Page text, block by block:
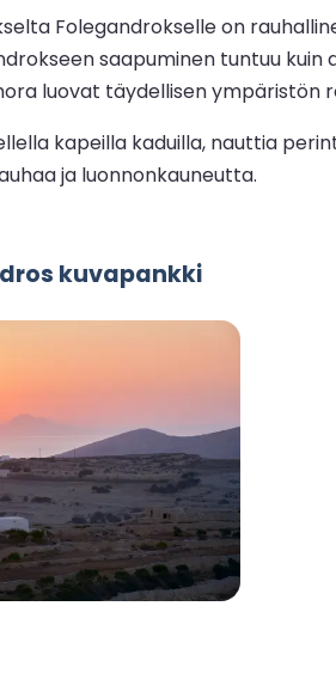
Folegandrokselle on
saapuminen tuntuu
luovat täydellisen ympäristön
kapeilla kaduilla, nauttia
ja luonnonkauneutta.
kuvapankki